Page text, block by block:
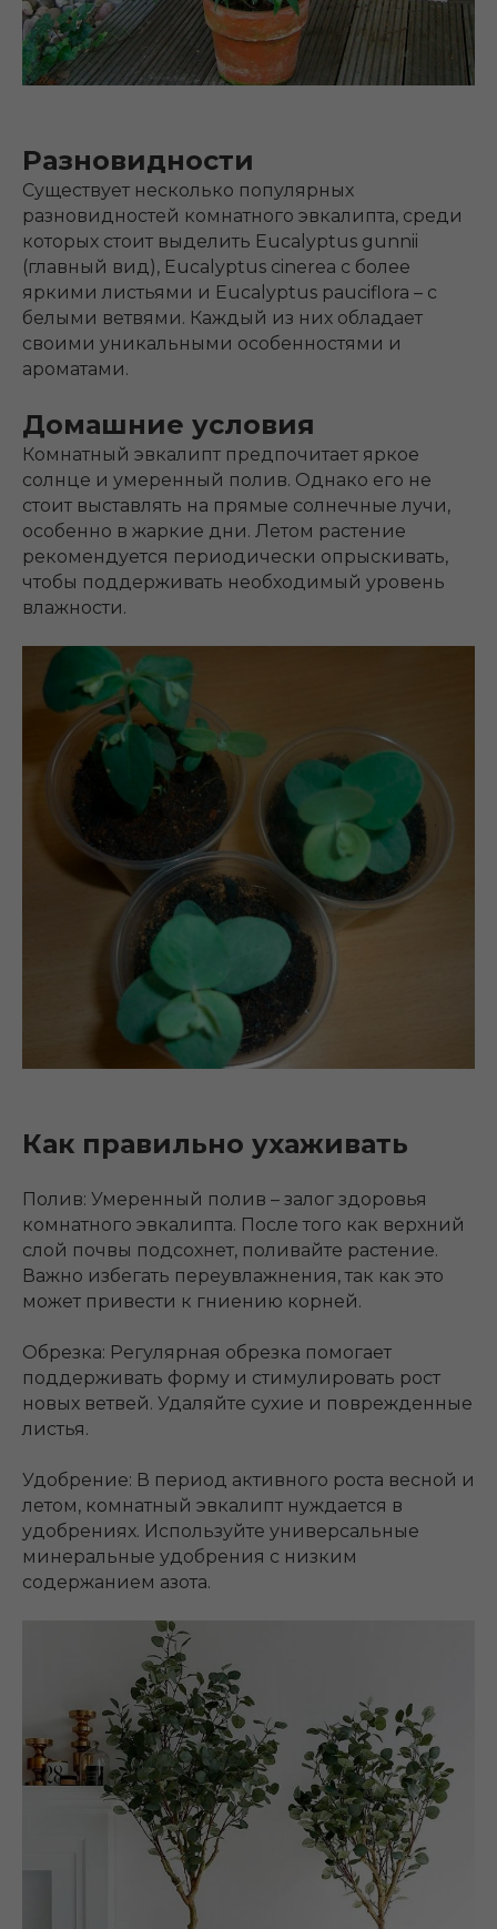
Разновидности
Существует несколько популярных
разновидностей комнатного эвкалипта, среди
которых стоит выделить Eucalyptus gunnii
(главный вид), Eucalyptus cinerea с более
яркими листьями и Eucalyptus pauciflora – с
белыми ветвями. Каждый из них обладает
своими уникальными особенностями и
ароматами.
Домашние условия
Комнатный эвкалипт предпочитает яркое
солнце и умеренный полив. Однако его не
стоит выставлять на прямые солнечные лучи,
особенно в жаркие дни. Летом растение
рекомендуется периодически опрыскивать,
чтобы поддерживать необходимый уровень
влажности.
Как правильно ухаживать
Полив: Умеренный полив – залог здоровья
комнатного эвкалипта. После того как верхний
слой почвы подсохнет, поливайте растение.
Важно избегать переувлажнения, так как это
может привести к гниению корней.
Обрезка: Регулярная обрезка помогает
поддерживать форму и стимулировать рост
новых ветвей. Удаляйте сухие и поврежденные
листья.
Удобрение: В период активного роста весной и
летом, комнатный эвкалипт нуждается в
удобрениях. Используйте универсальные
минеральные удобрения с низким
содержанием азота.